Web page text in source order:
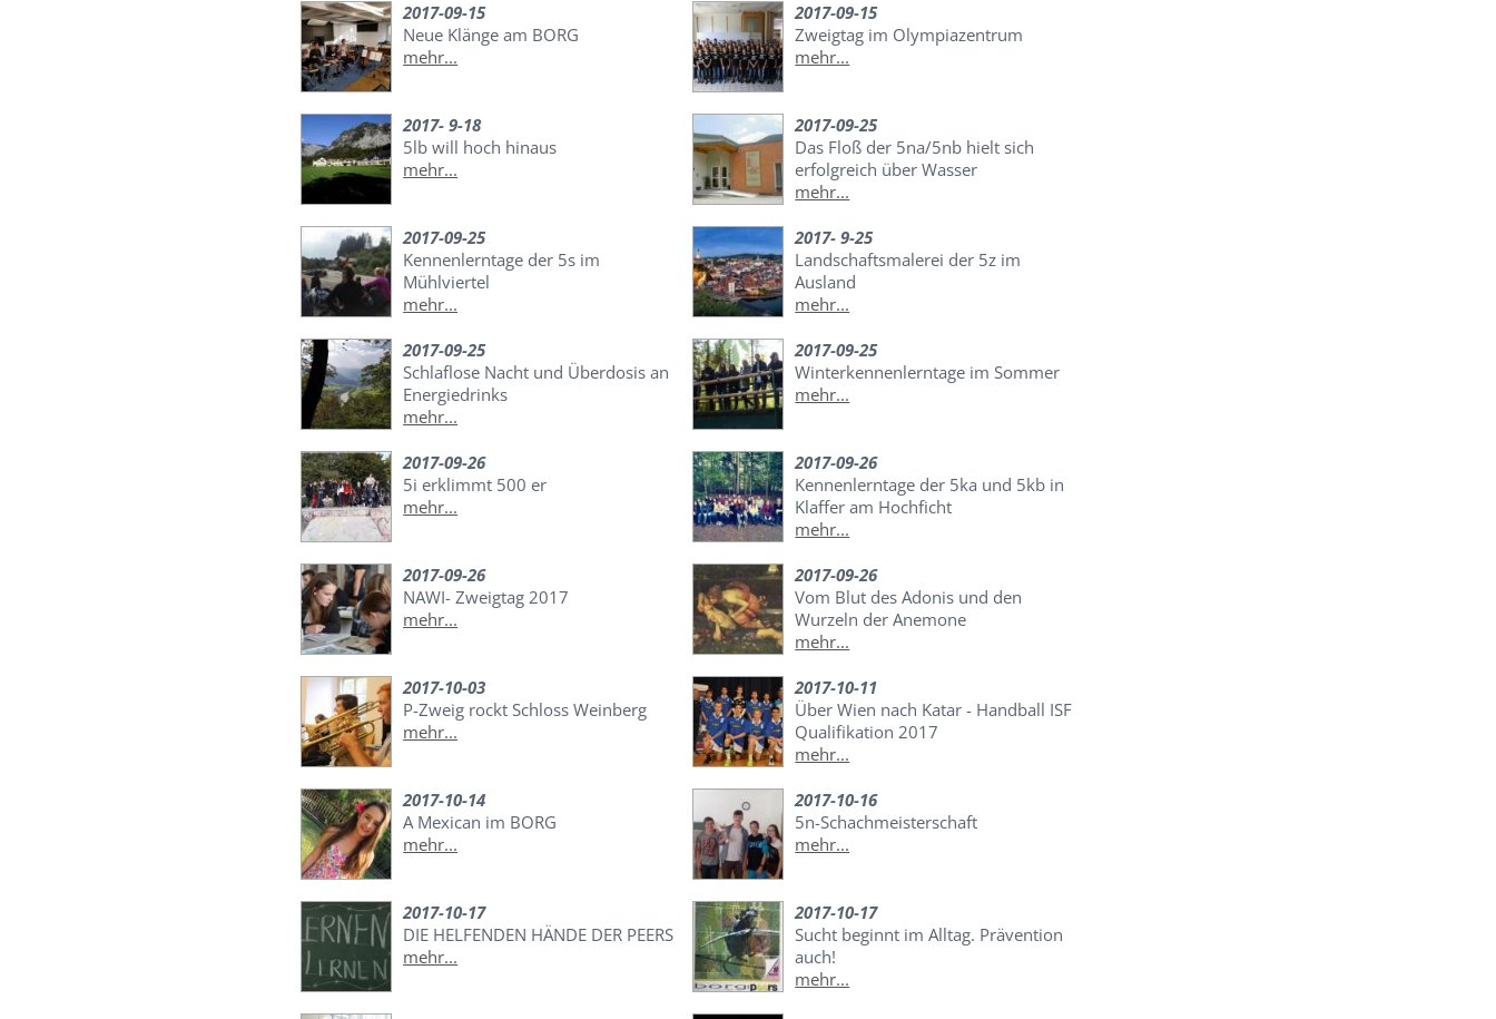
2017-09-15
Neue Klänge am BORG
mehr...
2017-09-15
Zweigtag im Olympiazentrum
mehr...
2017- 9-18
5lb will hoch hinaus
mehr...
2017-09-25
Das Floß der 5na/5nb hielt sich
erfolgreich über Wasser
mehr...
2017-09-25
Kennenlerntage der 5s im
Mühlviertel
mehr...
2017- 9-25
Landschaftsmalerei der 5z im
Ausland
mehr...
2017-09-25
Schlaflose Nacht und Überdosis an
Energiedrinks
mehr...
2017-09-25
Winterkennenlerntage im Sommer
mehr...
2017-09-26
5i erklimmt 500 er
mehr...
2017-09-26
Kennenlerntage der 5ka und 5kb in
Klaffer am Hochficht
mehr...
2017-09-26
NAWI- Zweigtag 2017
mehr...
2017-09-26
Vom Blut des Adonis und den
Wurzeln der Anemone
mehr...
2017-10-03
P-Zweig rockt Schloss Weinberg
mehr...
2017-10-11
Über Wien nach Katar - Handball ISF
Qualifikation 2017
mehr...
2017-10-14
A Mexican im BORG
mehr...
2017-10-16
5n-Schachmeisterschaft
mehr...
2017-10-17
DIE HELFENDEN HÄNDE DER PEERS
mehr...
2017-10-17
Sucht beginnt im Alltag. Prävention
auch!
mehr...